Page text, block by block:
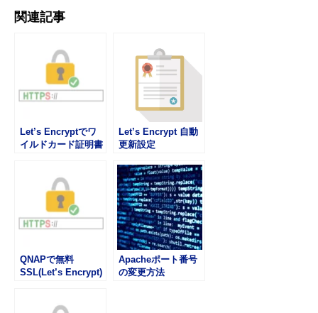
関連記事
Let’s Encryptでワ
イルドカード証明書
Let’s Encrypt 自動
更新設定
QNAPで無料
SSL(Let’s Encrypt)
Apacheポート番号
の変更方法